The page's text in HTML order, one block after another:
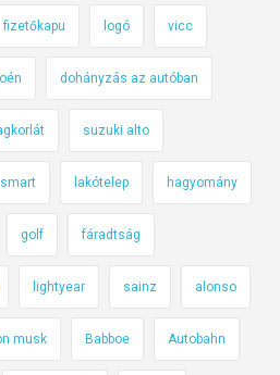
fizetőkapu logó vicc
dohányzás az autóban
suzuki alto
smart lakótelep hagyomány
golf fáradtság
lightyear sainz alonso
musk Babboe Autobahn